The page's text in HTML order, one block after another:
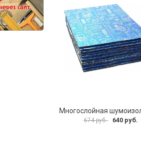
674 руб. 640 руб.